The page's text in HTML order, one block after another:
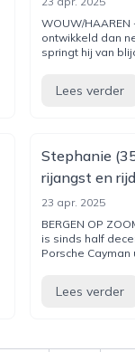
WOUW/
ontwikkeld dan
springt hij van
Lees verder
Stephanie
rijangst en
23 apr. 2025
BERGEN OP
is sinds half
Porsche Cayman
Lees verder